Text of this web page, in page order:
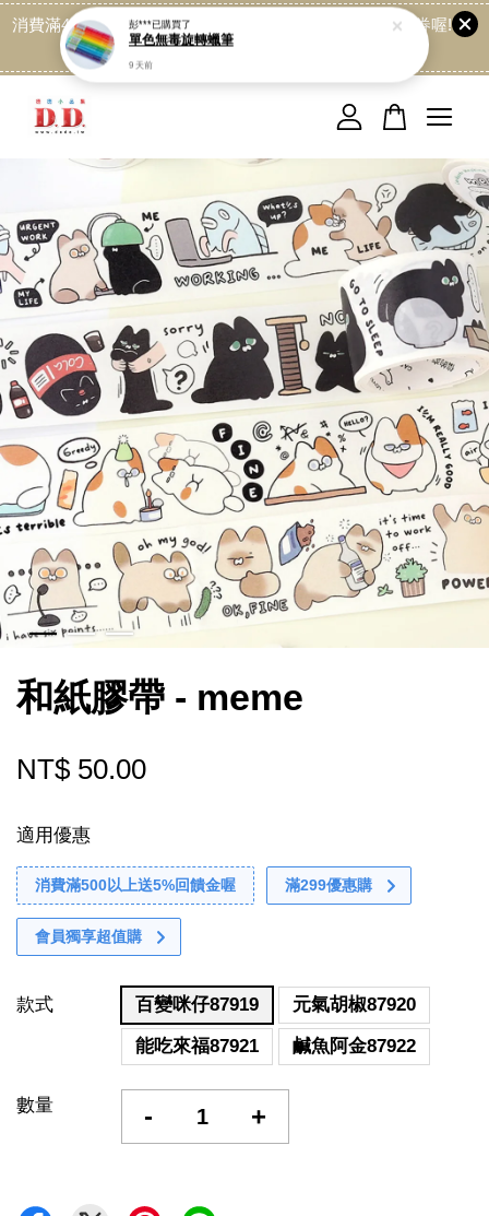
消費滿499免運喔, 記得加LINE:@dede168 領取專屬折扣券喔!
點我
和紙膠帶 - meme
NT$ 50.00
適用優惠
消費滿500以上送5%回饋金喔 滿299優惠購
會員獨享超值購
款式 百變咪仔87919
元氣胡椒87920
能吃來福87921
鹹魚阿金87922
數量 - +
您的購物車目前還是空的。